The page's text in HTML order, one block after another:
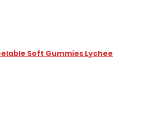
Soft Gummies Lychee